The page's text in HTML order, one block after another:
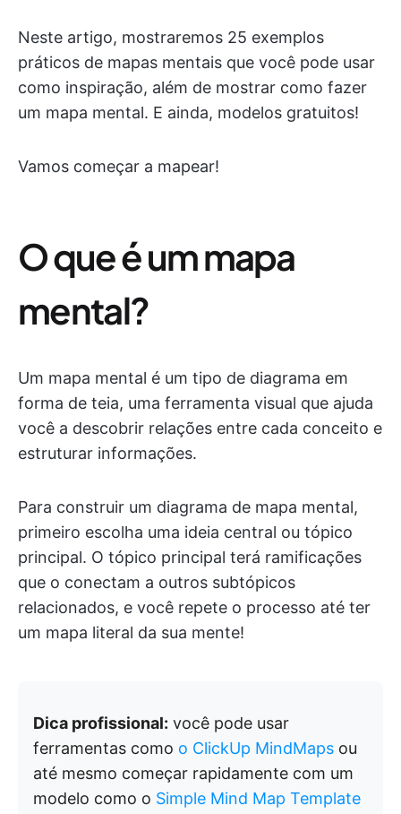
Neste artigo, mostraremos 25 exemplos
práticos de mapas mentais que você pode usar
como inspiração, além de mostrar como fazer
um mapa mental. E ainda, modelos gratuitos!
Vamos começar a mapear!
O que é um mapa
mental?
Um mapa mental é um tipo de diagrama em
forma de teia, uma ferramenta visual que ajuda
você a descobrir relações entre cada conceito e
estruturar informações.
Para construir um diagrama de mapa mental,
primeiro escolha uma ideia central ou tópico
principal. O tópico principal terá ramificações
que o conectam a outros subtópicos
relacionados, e você repete o processo até ter
um mapa literal da sua mente!
Dica profissional: você pode usar
ferramentas como o ClickUp MindMaps ou
até mesmo começar rapidamente com um
modelo como o Simple Mind Map Template